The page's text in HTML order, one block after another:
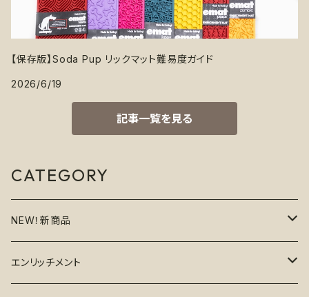
【保存版】Soda Pup リックマット難易度ガイド
2026/6/19
記事一覧を見る
CATEGORY
NEW！新商品
6月の新商品
エンリッチメント